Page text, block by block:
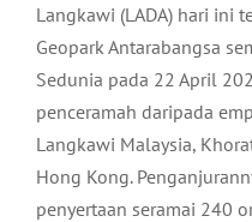
Langkawi (LADA) hari ini
Geopark Antarabangsa
Sedunia pada 22 April
penceramah daripada
Langkawi Malaysia,
Hong Kong.
penyertaan seramai 240